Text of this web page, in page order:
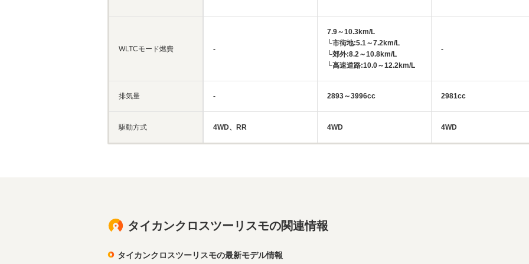
WLTCモード燃費
排気量
駆動方式
-
-
4WD、RR
7.9～10.3km/L
└市街地:5.1～7.2km/L
└郊外:8.2～10.8km/L
└高速道路:10.0～12.2km/L
2893～3996cc
4WD
-
2981cc
4WD
タイカンクロスツーリスモの関連情報
タイカンクロスツーリスモの最新モデル情報